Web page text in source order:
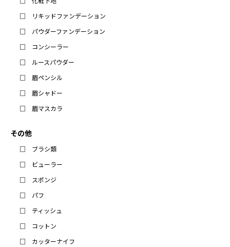
リキッドファンデーション
パウダーファンデーション
コンシーラー
ルースパウダー
眉ペンシル
眉シャドー
眉マスカラ
その他
ブラシ類
ビューラー
スポンジ
パフ
ティッシュ
コットン
カッターナイフ